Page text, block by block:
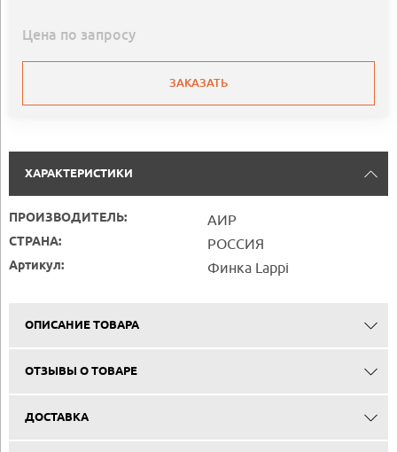
Цена по запросу
ЗАКАЗАТЬ
ХАРАКТЕРИСТИКИ
ПРОИЗВОДИТЕЛЬ: АИР
СТРАНА: РОССИЯ
Артикул: Финка Lappi
ОПИСАНИЕ ТОВАРА
ОТЗЫВЫ О ТОВАРЕ
ДОСТАВКА